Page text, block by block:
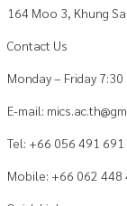
164 Moo 3, Khung
Contact Us
Monday – Friday 7:30
E-mail:
Tel: +66 056 491 691
Mobile: +66 062 448